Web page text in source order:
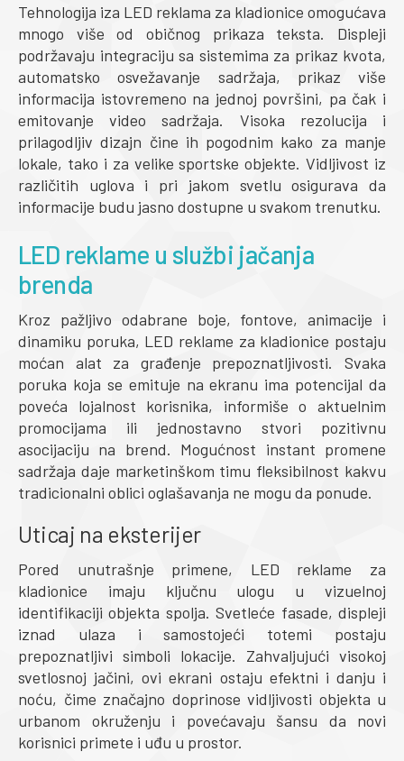
Tehnologija iza LED reklama za kladionice omogućava
mnogo više od običnog prikaza teksta. Displeji
podržavaju integraciju sa sistemima za prikaz kvota,
automatsko osvežavanje sadržaja, prikaz više
informacija istovremeno na jednoj površini, pa čak i
emitovanje video sadržaja. Visoka rezolucija i
prilagodljiv dizajn čine ih pogodnim kako za manje
lokale, tako i za velike sportske objekte. Vidljivost iz
različitih uglova i pri jakom svetlu osigurava da
informacije budu jasno dostupne u svakom trenutku.
LED reklame u službi jačanja
brenda
Kroz pažljivo odabrane boje, fontove, animacije i
dinamiku poruka, LED reklame za kladionice postaju
moćan alat za građenje prepoznatljivosti. Svaka
poruka koja se emituje na ekranu ima potencijal da
poveća lojalnost korisnika, informiše o aktuelnim
promocijama ili jednostavno stvori pozitivnu
asocijaciju na brend. Mogućnost instant promene
sadržaja daje marketinškom timu fleksibilnost kakvu
tradicionalni oblici oglašavanja ne mogu da ponude.
Uticaj na eksterijer
Pored unutrašnje primene, LED reklame za
kladionice imaju ključnu ulogu u vizuelnoj
identifikaciji objekta spolja. Svetleće fasade, displeji
iznad ulaza i samostojeći totemi postaju
prepoznatljivi simboli lokacije. Zahvaljujući visokoj
svetlosnoj jačini, ovi ekrani ostaju efektni i danju i
noću, čime značajno doprinose vidljivosti objekta u
urbanom okruženju i povećavaju šansu da novi
korisnici primete i uđu u prostor.